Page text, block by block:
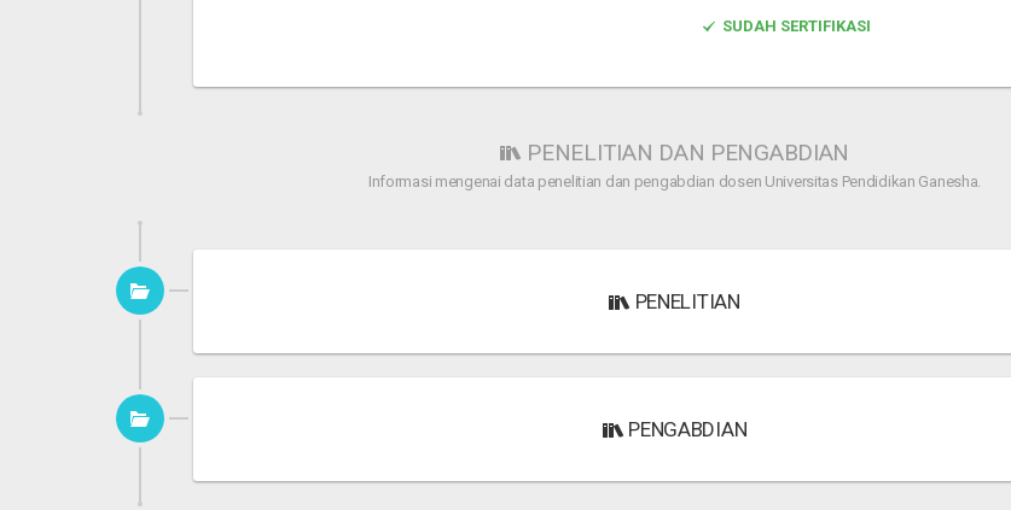
SUDAH SERTIFIKASI
PENELITIAN DAN PENGABDIAN
Informasi mengenai data penelitian dan pengabdian dosen Universitas Pendidikan Ganesha.
PENELITIAN
PENGABDIAN